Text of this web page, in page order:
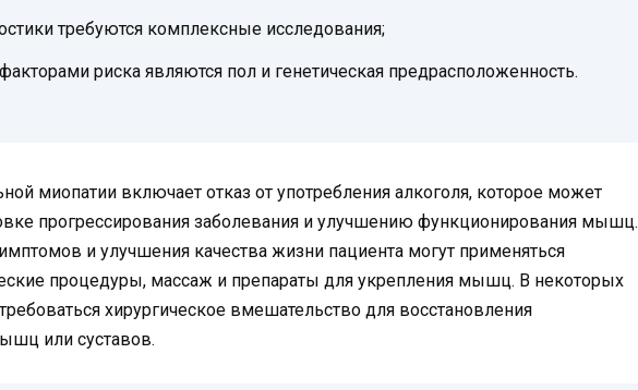
требуются комплексные исследования;
риска являются пол и генетическая предрасположенность.
миопатии включает отказ от употребления алкоголя, которое может
прогрессирования заболевания и улучшению функционирования мышц.
и улучшения качества жизни пациента могут применяться
процедуры, массаж и препараты для укрепления мышц. В некоторых
хирургическое вмешательство для восстановления
или суставов.